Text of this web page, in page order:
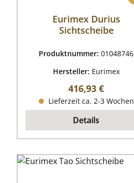
Eurimex Durius
Sichtscheibe
Produktnummer:01048746
Hersteller: Eurimex
Regulärer Preis:
416,93 €
Lieferzeit ca. 2-3 Wochen
Details